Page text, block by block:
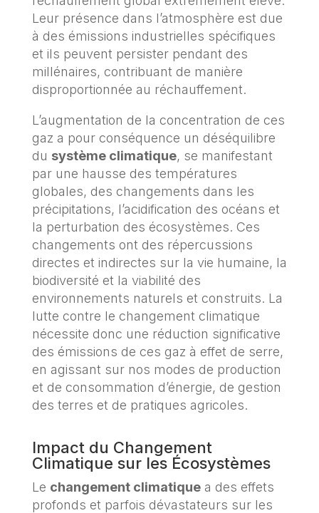
Leur présence dans l’atmosphère est due
à des émissions industrielles spécifiques
et ils peuvent persister pendant des
millénaires, contribuant de manière
disproportionnée au réchauffement.
L’augmentation de la concentration de ces
gaz a pour conséquence un déséquilibre
du système climatique, se manifestant
par une hausse des températures
globales, des changements dans les
précipitations, l’acidification des océans et
la perturbation des écosystèmes. Ces
changements ont des répercussions
directes et indirectes sur la vie humaine, la
biodiversité et la viabilité des
environnements naturels et construits. La
lutte contre le changement climatique
nécessite donc une réduction significative
des émissions de ces gaz à effet de serre,
en agissant sur nos modes de production
et de consommation d’énergie, de gestion
des terres et de pratiques agricoles.
Impact du Changement
Climatique sur les Écosystèmes
Le changement climatiquea des effets
profonds et parfois dévastateurs sur les